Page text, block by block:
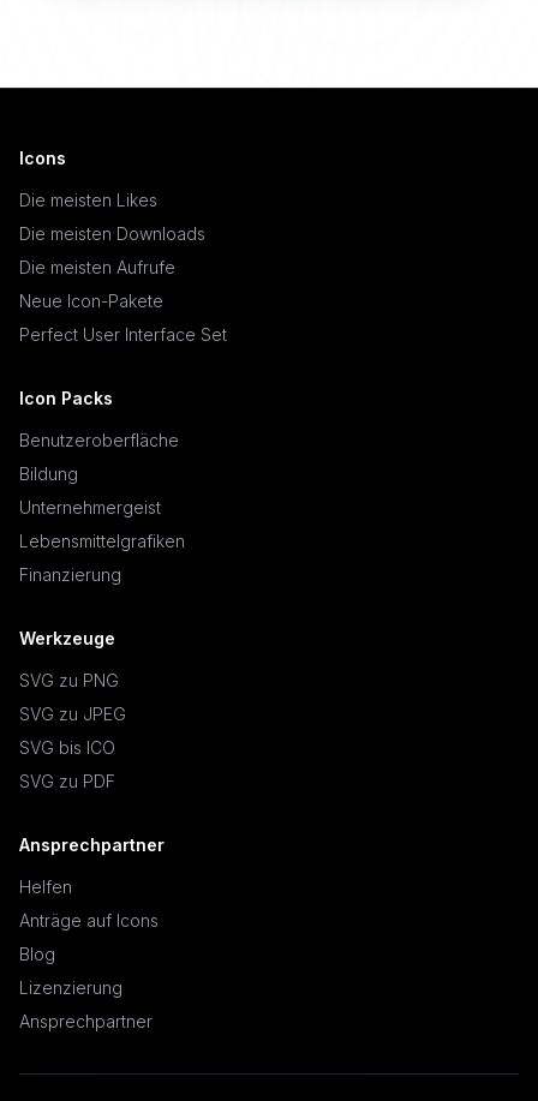
Icons
Die meisten Likes
Die meisten Downloads
Die meisten Aufrufe
Neue Icon-Pakete
Perfect User Interface Set
Icon Packs
Benutzeroberfläche
Bildung
Unternehmergeist
Lebensmittelgrafiken
Finanzierung
Werkzeuge
SVG zu PNG
SVG zu JPEG
SVG bis ICO
SVG zu PDF
Ansprechpartner
Helfen
Anträge auf Icons
Blog
Lizenzierung
Ansprechpartner